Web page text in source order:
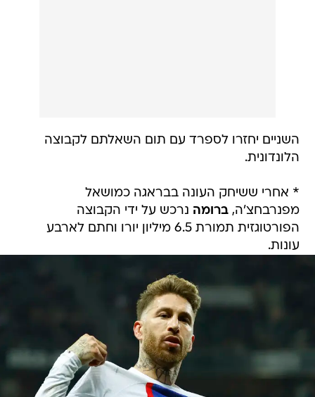
השניים יחזרו לספרד עם תום השאלתם לקבוצה
הלונדונית.
* אחרי ששיחק העונה בבראגה כמושאל
מפנרבחצ'ה,ברומה נרכש על ידי הקבוצה
הפורטוגזית תמורת 6.5 מיליון יורו וחתם לארבע
עונות.